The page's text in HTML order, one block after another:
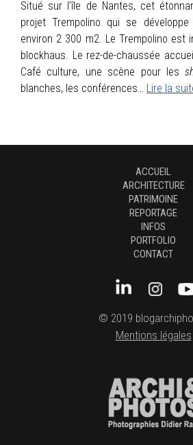
Situé sur l’île de Nantes, cet
projet Trempolino qui se
environ 2 300 m2. Le Trempolino est
blockhaus. Le rez-de-chaussée
Café culture, une scène pour les
blanches, les conférences… Lire la
ACCUEIL
ARCHITECTURE
PATRIMOINE
REPORTAGE
INFOS
PORTFOLIO
CONTACT
© 2019
Mentions légales